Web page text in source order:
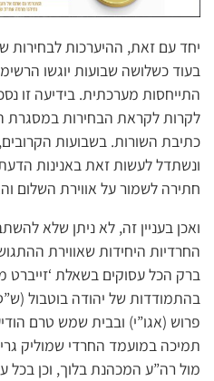
יחד עם זאת, ההיערכות לבחירות
בעוד כשלושה שבועות יוגשו
התייחסות מערכתית. בידיעה זו
לקרות לקראת הבחירות במסגרת
כתיבת השורות. בשבועות
ונשתדל לעשות זאת באנינות
חתירה לשמור על אווירת השלום
ואכן בעניין זה, לא ניתן שלא
החרדיות היחידות שאווירת
ברק הכל עסוקים בשאלת ‘זייברט
בהתמודדות של יהודה בוטבול
פרוש (אגו”י) ובבית שמש טרם
תמיכה במועמד החרדי שמוליק
מול רה”ע המכהנת בלוך, וכן בכל